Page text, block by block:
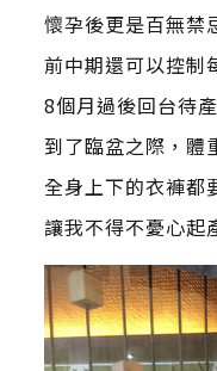
懷孕後更是百無禁
前中期還可以控制
8個月過後回台待
到了臨盆之際，體
全身上下的衣褲都
讓我不得不憂心起